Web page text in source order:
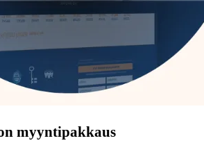
myyntipakkaus